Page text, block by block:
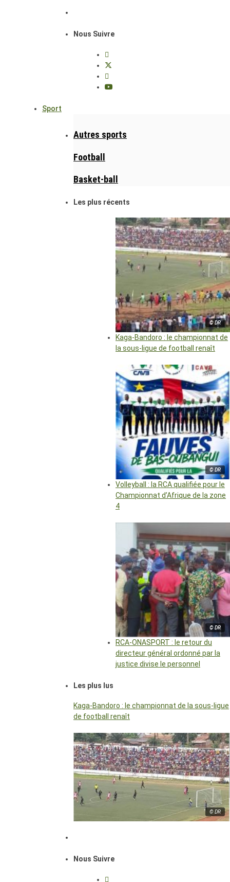
Nous Suivre
Sport
Autres sports
Football
Basket-ball
Les plus récents
© DR
Kaga-Bandoro : le championnat de
la sous-ligue de football renaît
© DR
Volleyball : la RCA qualifiée pour le
Championnat d’Afrique de la zone
4
© DR
RCA-ONASPORT : le retour du
directeur général ordonné par la
justice divise le personnel
Les plus lus
Kaga-Bandoro : le championnat de la sous-ligue
de football renaît
© DR
Nous Suivre